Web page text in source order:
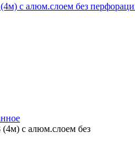
с алюм.слоем без
с алюм.слоем без